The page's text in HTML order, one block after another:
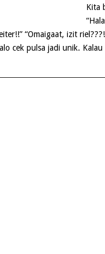
Kita
“Omaigaat, izit
cek pulsa jadi unik.